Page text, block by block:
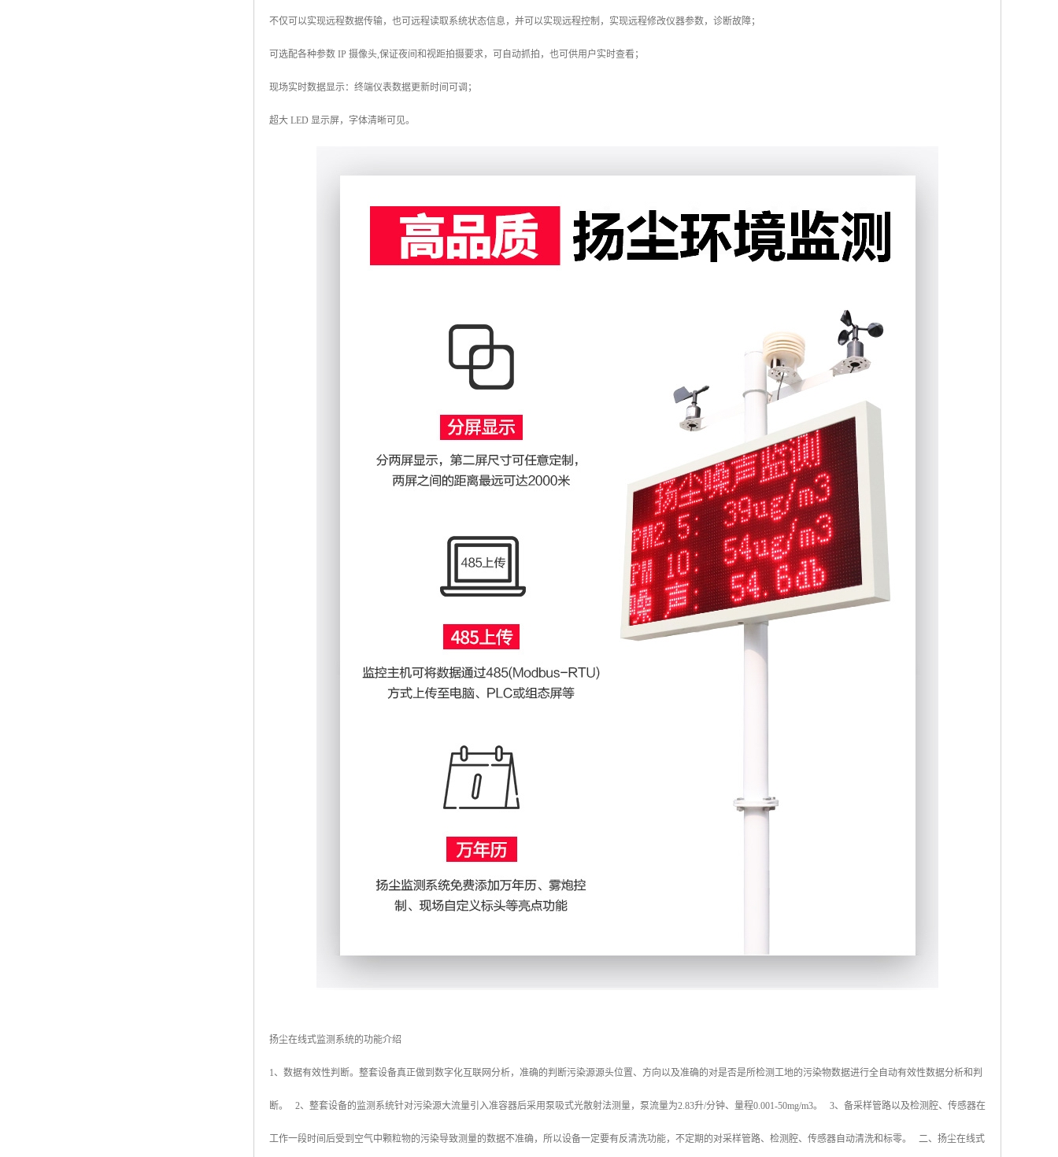
不仅可以实现远程数据传输，也可远程读取系统状态信息，并可以实现远程控制，实现远程修改仪器参数，诊断故障；
可选配各种参数 IP 摄像头,保证夜间和视距拍摄要求，可自动抓拍，也可供用户实时查看；
现场实时数据显示：终端仪表数据更新时间可调；
超大 LED 显示屏，字体清晰可见。
扬尘在线式监测系统的功能介绍
1、数据有效性判断。整套设备真正做到数字化互联网分析，准确的判断污染源源头位置、方向以及准确的对是否是所检测工地的污染物数据进行全自动有效性数据分析和判
断。 2、整套设备的监测系统针对污染源大流量引入准容器后采用泵吸式光散射法测量，泵流量为2.83升/分钟、量程0.001-50mg/m3。 3、备采样管路以及检测腔、传感器在
工作一段时间后受到空气中颗粒物的污染导致测量的数据不准确，所以设备一定要有反清洗功能，不定期的对采样管路、检测腔、传感器自动清洗和标零。 二、扬尘在线式